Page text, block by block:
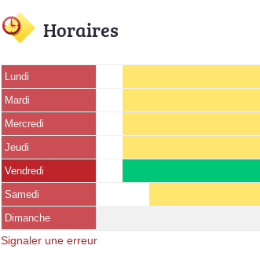
Horaires
Lundi
Mardi
Mercredi
Jeudi
Vendredi
Samedi
Dimanche
Signaler une erreur